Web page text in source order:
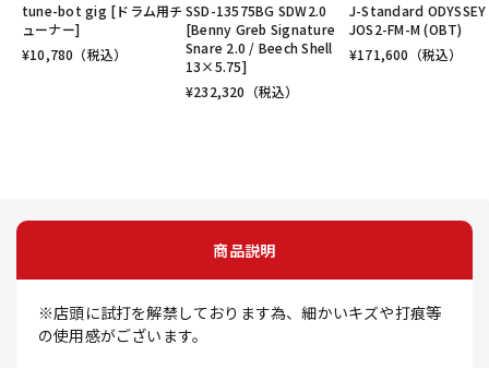
tune-bot gig [ドラム用チ
ューナー]
¥10,780 （税込）
SSD-13575BG SDW2.0
[Benny Greb Signature
Snare 2.0 / Beech Shell
13×5.75]
¥232,320 （税込）
J-Standard ODYSSEY
JOS2-FM-M (OBT)
¥171,600 （税込）
商品説明
※店頭に試打を解禁しております為、細かいキズや打痕等
の使用感がございます。